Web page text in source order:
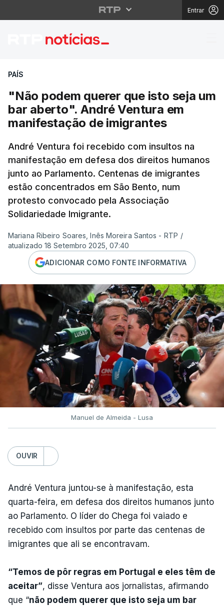
Entrar
"Não podem querer
PAÍS
"Não podem querer que isto seja um
bar aberto". André Ventura em
manifestação de imigrantes
André Ventura foi recebido com insultos na
manifestação em defesa dos direitos humanos
junto ao Parlamento. Centenas de imigrantes
estão concentrados em São Bento, num
protesto convocado pela Associação
Solidariedade Imigrante.
Mariana Ribeiro Soares, Inês Moreira Santos - RTP /
atualizado 18 Setembro 2025, 07:40
ADICIONAR COMO FONTE INFORMATIVA
Manuel de Almeida - Lusa
OUVIR
André Ventura juntou-se à manifestação, esta
quarta-feira, em defesa dos direitos humanos junto
ao Parlamento. O líder do Chega foi vaiado e
recebido com insultos por parte das centenas de
imigrantes que ali se encontravam.
“Temos de pôr regras em Portugal e eles têm de
aceitar”, disse Ventura aos jornalistas, afirmando
que “não podem querer que isto seja um bar